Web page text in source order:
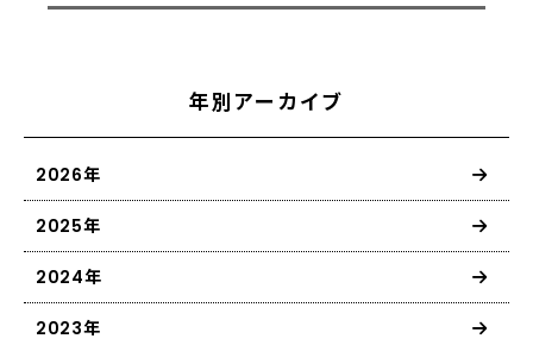
年別アーカイブ
2026年
2025年
2024年
2023年